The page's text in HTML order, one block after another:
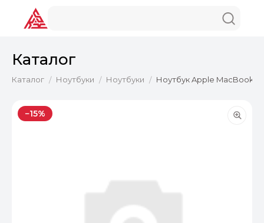
Каталог
Каталог / Ноутбуки / Ноутбуки / Ноутбук Apple MacBook
−15%